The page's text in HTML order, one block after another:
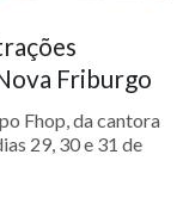
Friburgo
Fhop, da cantora
29, 30 e 31 de